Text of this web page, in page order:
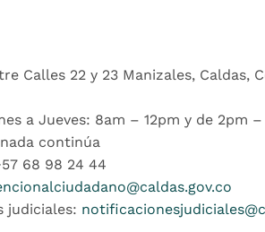
Calles 22 y 23 Manizales, Caldas,
a Jueves: 8am – 12pm y de 2pm
continúa
68 98 24 44
judiciales: